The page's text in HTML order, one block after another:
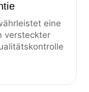
eine
versteckter